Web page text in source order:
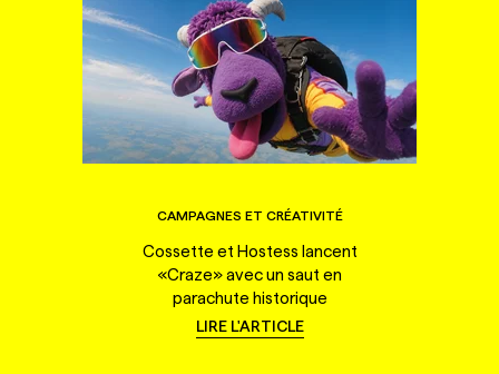
CAMPAGNES ET CRÉATIVITÉ
Cossette et Hostess lancent
«Craze» avec un saut en
parachute historique
LIRE L'ARTICLE